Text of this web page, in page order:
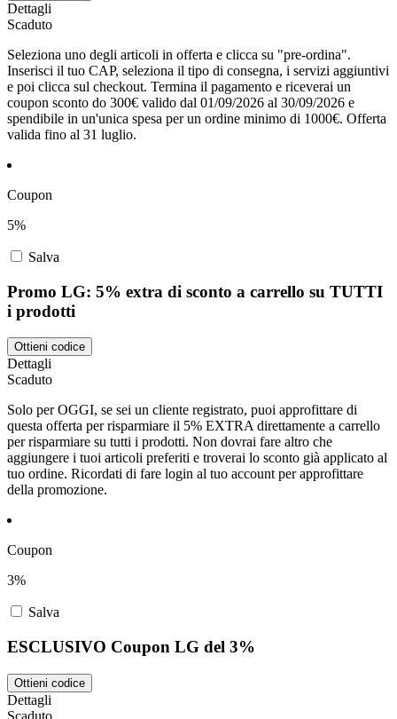
Dettagli
Scaduto
Seleziona uno degli articoli in offerta e clicca su "pre-ordina".
Inserisci il tuo CAP, seleziona il tipo di consegna, i servizi aggiuntivi
e poi clicca sul checkout. Termina il pagamento e riceverai un
coupon sconto do 300€ valido dal 01/09/2026 al 30/09/2026 e
spendibile in un'unica spesa per un ordine minimo di 1000€. Offerta
valida fino al 31 luglio.
Coupon
5%
Salva
Promo LG: 5% extra di sconto a carrello su TUTTI
i prodotti
Ottieni codice
Dettagli
Scaduto
Solo per OGGI, se sei un cliente registrato, puoi approfittare di
questa offerta per risparmiare il 5% EXTRA direttamente a carrello
per risparmiare su tutti i prodotti. Non dovrai fare altro che
aggiungere i tuoi articoli preferiti e troverai lo sconto già applicato al
tuo ordine. Ricordati di fare login al tuo account per approfittare
della promozione.
Coupon
3%
Salva
ESCLUSIVO Coupon LG del 3%
Ottieni codice
Dettagli
Scaduto